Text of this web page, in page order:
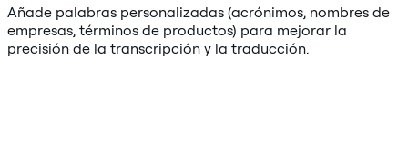
Añade palabras personalizadas (acrónimos, nombres de
empresas, términos de productos) para mejorar la
precisión de la transcripción y la traducción.